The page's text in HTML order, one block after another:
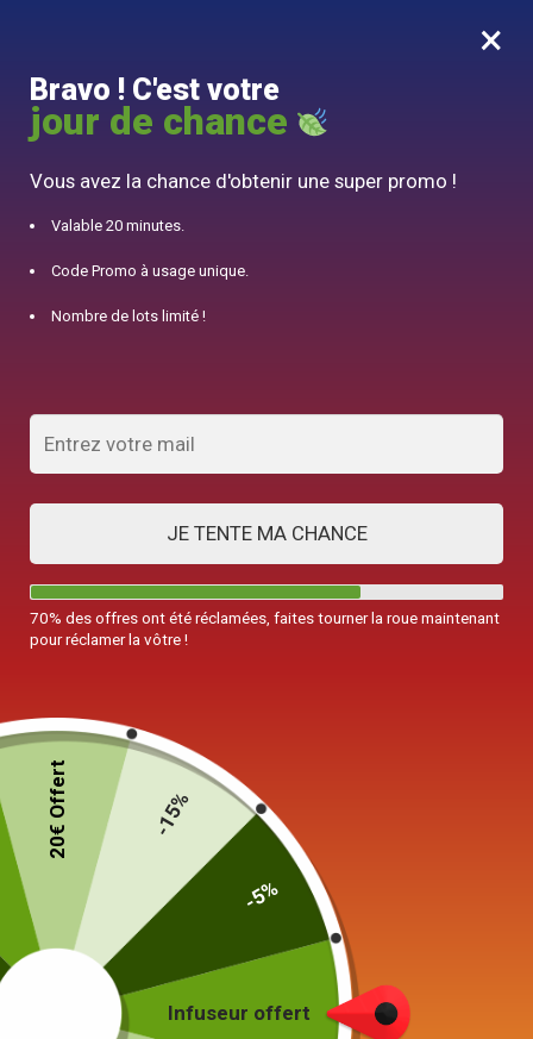
0
10% offert pour 50€ d’achats avec le code DJINN10
Théière Japonaise Artisanale
Hokuryū 540ml
×
Bravo ! C'est votre
jour de chance
Vous avez la chance d'obtenir une super promo !
Valable 20 minutes.
Code Promo à usage unique.
Nombre de lots limité !
JE TENTE MA CHANCE
70% des offres ont été réclamées, faites tourner la roue maintenant
pour réclamer la vôtre !
Infuseur offert
20€ Offert -15%
-5%